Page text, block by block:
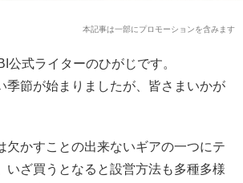
本記事は一部にプロモーションを含みます
公式ライターのひがじです。
季節が始まりましたが、皆さまいかが
欠かすことの出来ないギアの一つにテ
いざ買うとなると設営方法も多種多様